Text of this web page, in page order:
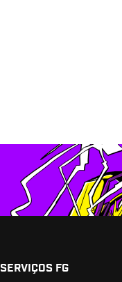
SERVIÇOS FG